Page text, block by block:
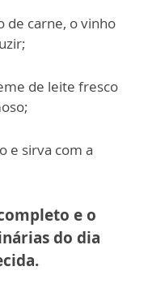
de carne, o vinho
de leite fresco
e sirva com a
e o
do dia